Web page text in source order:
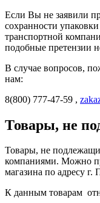
Если Вы не заявили
сохранности
транспортной
подобные претензии
В случае вопросов,
нам:
8(800) 777-47-59 ,
Товары, не
Товары, не
компаниями. Можно
магазина по адресу г.
К данным товарам